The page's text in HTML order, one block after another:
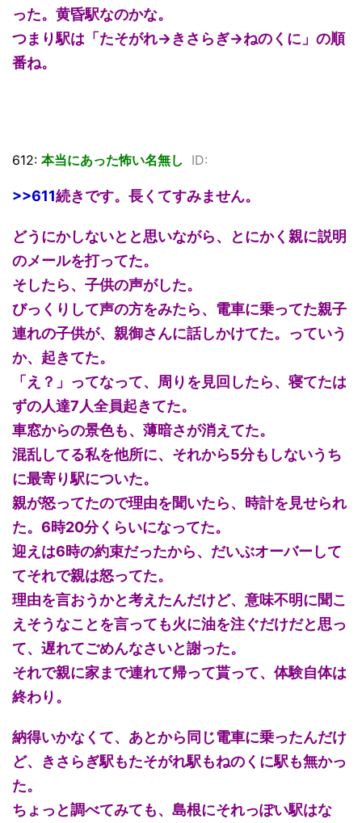
った。黄昏駅なのかな。
つまり駅は「たそがれ→きさらぎ→ねのくに」の順
番ね。
612: 本当にあった怖い名無し ID:
>>611続きです。長くてすみません。
どうにかしないとと思いながら、とにかく親に説明
のメールを打ってた。
そしたら、子供の声がした。
びっくりして声の方をみたら、電車に乗ってた親子
連れの子供が、親御さんに話しかけてた。っていう
か、起きてた。
「え？」ってなって、周りを見回したら、寝てたは
ずの人達7人全員起きてた。
車窓からの景色も、薄暗さが消えてた。
混乱してる私を他所に、それから5分もしないうち
に最寄り駅についた。
親が怒ってたので理由を聞いたら、時計を見せられ
た。6時20分くらいになってた。
迎えは6時の約束だったから、だいぶオーバーして
てそれで親は怒ってた。
理由を言おうかと考えたんだけど、意味不明に聞こ
えそうなことを言っても火に油を注ぐだけだと思っ
て、遅れてごめんなさいと謝った。
それで親に家まで連れて帰って貰って、体験自体は
終わり。
納得いかなくて、あとから同じ電車に乗ったんだけ
ど、きさらぎ駅もたそがれ駅もねのくに駅も無かっ
た。
ちょっと調べてみても、島根にそれっぽい駅はな